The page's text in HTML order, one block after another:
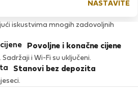
NASTAVITE
iskustvima mnogih zadovoljnih
Povoljne i konačne cijene
i Wi-Fi su uključeni.
Stanovi bez depozita